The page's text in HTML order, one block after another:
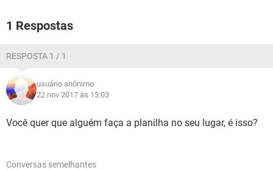
1 Respostas
RESPOSTA 1 / 1
usuário anônimo
22 nov 2017 às 15:03
Você quer que alguém faça a planilha no seu lugar, é isso?
Conversas semelhantes